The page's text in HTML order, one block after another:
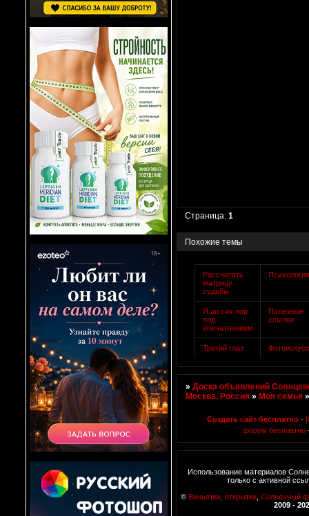
Страница:1
Похожие темы
Рассчитать
матрицу
судьбы
Я до сих пор
под
впечатлением
Полезные
ссылки
Третий глаз
»Доска объявлений
Москва, Россия »Моя семья
Создать сайт бесплатно ·
форум бесплатно
Использование материалов
только с активной
© Виньетки, открытки Солнечный
2009 -